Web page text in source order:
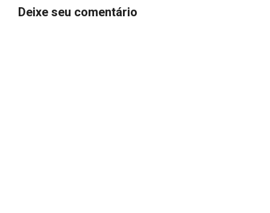
Deixe seu comentário